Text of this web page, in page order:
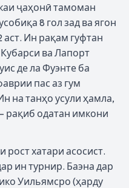
ҷаҳонӣ тамоман
8 гол зад ва ягон
аст. Ин рақам гуфтан
ва Лапорт
де ла Фуэнте ба
пас аз гум
на танҳо усули ҳамла,
рақиб одатан имкони
хатари асосист.
ин турнир. Баэна дар
Уильямсро (ҳарду